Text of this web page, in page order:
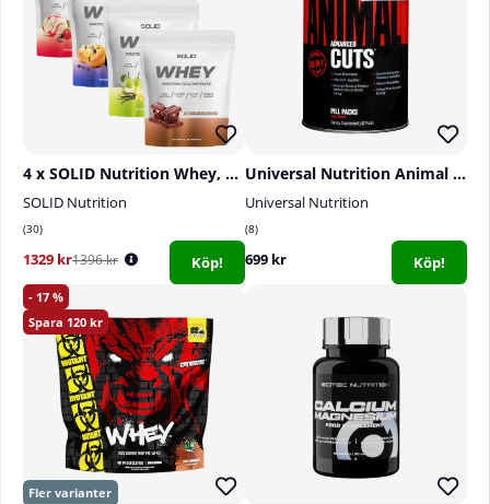
4 x SOLID Nutrition Whey, 750 g
SOLID Nutrition
30
1329 kr1396 kr Köp!
Universal Nutrition Animal Cuts, 42-packs
Universal Nutrition
8
699 kr Köp!
17
120